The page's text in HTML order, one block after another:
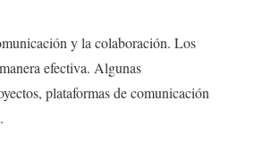
y la colaboración. Los
efectiva. Algunas
plataformas de comunicación